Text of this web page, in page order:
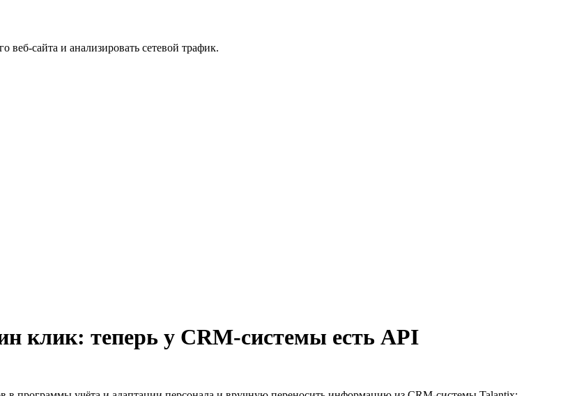
сайта и анализировать сетевой трафик.
клик: теперь у CRM-системы есть API